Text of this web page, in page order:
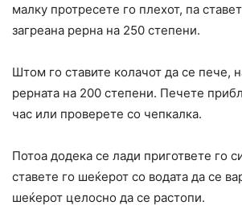
малку протресете го плехот, па
загреана рерна на 250 степени.
Штом го ставите колачот да се пече,
рерната на 200 степени. Печете
час или проверете со чепкалка.
Потоа додека се лади пригответе го
ставете го шеќерот со водата да се
шеќерот целосно да се растопи.